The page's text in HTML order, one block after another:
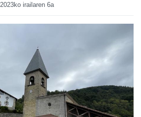
2023ko irailaren 6a